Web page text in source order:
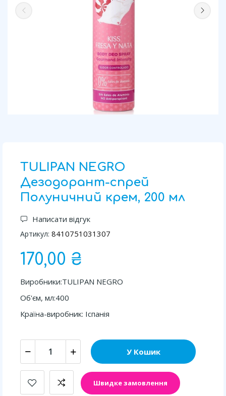
TULIPAN NEGRO
Дезодорант-спрей
Полуничний крем, 200 мл
Написати відгук
Артикул: 8410751031307
170,00 ₴
Виробники:TULIPAN NEGRO
Об'єм, мл:400
Країна-виробник: Іспанія
У Кошик
Швидке замовлення